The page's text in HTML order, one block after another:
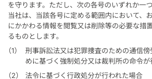
を守ります。ただし、次の各号のいずれか一
当社は、当該各号に定める範囲内において、
にかかわる情報を閲覧又は削除等の必要な措
るものとします。
刑事訴訟法又は犯罪捜査のための通信
めに基づく強制処分又は裁判所の命令が
法令に基づく行政処分が行われた場合